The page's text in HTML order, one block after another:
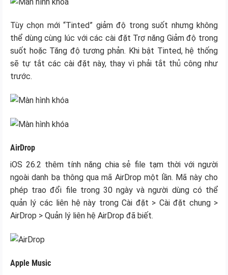
Tùy chọn mới “Tinted” giảm độ trong suốt nhưng không
thể dùng cùng lúc với các cài đặt Trợ năng Giảm độ trong
suốt hoặc Tăng độ tương phản. Khi bật Tinted, hệ thống
sẽ tự tắt các cài đặt này, thay vì phải tắt thủ công như
trước.
AirDrop
iOS 26.2 thêm tính năng chia sẻ file tạm thời với người
ngoài danh bạ thông qua mã AirDrop một lần. Mã này cho
phép trao đổi file trong 30 ngày và người dùng có thể
quản lý các liên hệ này trong Cài đặt > Cài đặt chung >
AirDrop > Quản lý liên hệ AirDrop đã biết.
Apple Music